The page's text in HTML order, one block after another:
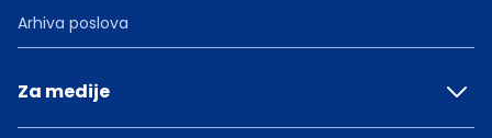
Arhiva poslova
Za medije